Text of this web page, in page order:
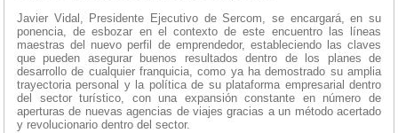
Javier Vidal, Presidente Ejecutivo de Sercom, se encargará, en su
ponencia, de esbozar en el contexto de este encuentro las líneas
maestras del nuevo perfil de emprendedor, estableciendo las claves
que pueden asegurar buenos resultados dentro de los planes de
desarrollo de cualquier franquicia, como ya ha demostrado su amplia
trayectoria personal y la política de su plataforma empresarial dentro
del sector turístico, con una expansión constante en número de
aperturas de nuevas agencias de viajes gracias a un método acertado
y revolucionario dentro del sector.